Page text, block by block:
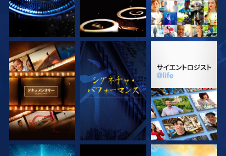
シリーズを探求 観る シリーズを探求